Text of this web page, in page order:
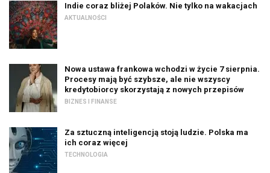
Indie coraz bliżej Polaków. Nie tylko na wakacjach
AKTUALNOŚCI
Nowa ustawa frankowa wchodzi w życie 7 sierpnia.
Procesy mają być szybsze, ale nie wszyscy
kredytobiorcy skorzystają z nowych przepisów
BIZNES I FINANSE
Za sztuczną inteligencją stoją ludzie. Polska ma
ich coraz więcej
TECHNOLOGIA